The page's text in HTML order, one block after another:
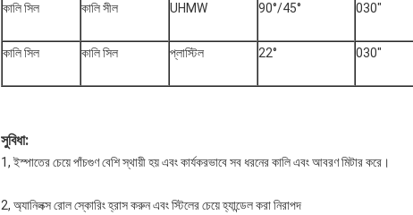
কালি সিল কালি সীল UHMW 90°/45° 030"
কালি সিল কালি সিল প্লাস্টিল 22° 030"
সুবিধা:
1, ইস্পাতের চেয়ে পাঁচগুণ বেশি স্থায়ী হয় এবং কার্যকরভাবে সব ধরনের কালি এবং আবরণ মিটার করে।
2, অ্যানিলক্স রোল স্কোরিং হ্রাস করুন এবং স্টিলের চেয়ে হ্যান্ডেল করা নিরাপদ